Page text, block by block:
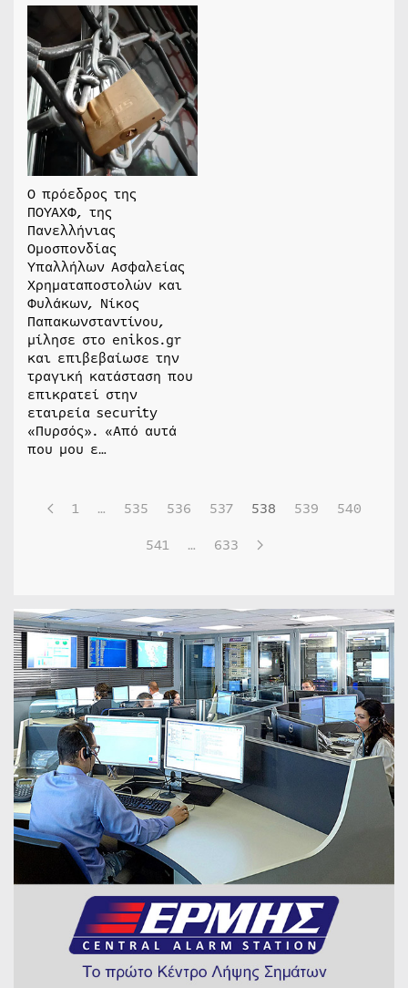
Ο πρόεδρος της
ΠΟΥΑΧΦ, της
Πανελλήνιας
Ομοσπονδίας
Υπαλλήλων Ασφαλείας
Χρηματαποστολών και
Φυλάκων, Νίκος
Παπακωνσταντίνου,
μίλησε στο enikos.gr
και επιβεβαίωσε την
τραγική κατάσταση που
επικρατεί στην
εταιρεία security
«Πυρσός». «Από αυτά
που μου ε…
1 … 535 536 537 538 539
540
541
… 633